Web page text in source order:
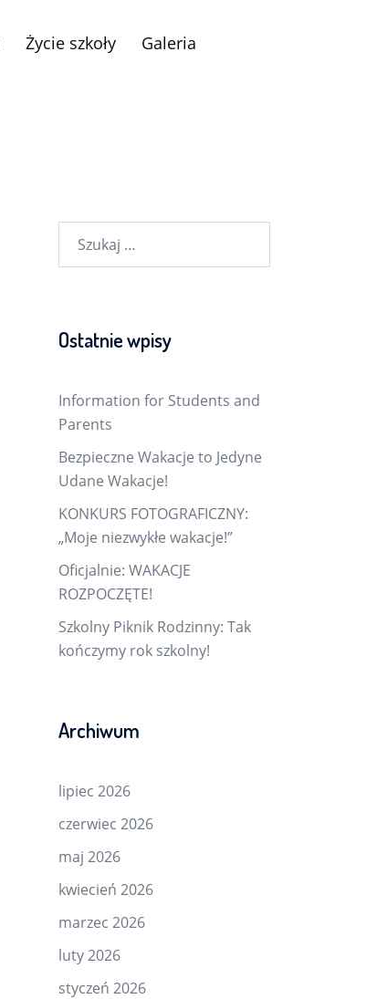
Życie szkoły
Galeria
Ostatnie wpisy
Information for Students and
Parents
Bezpieczne Wakacje to Jedyne
Udane Wakacje!
KONKURS FOTOGRAFICZNY:
„Moje niezwykłe wakacje!”
Oficjalnie: WAKACJE
ROZPOCZĘTE!
Szkolny Piknik Rodzinny: Tak
kończymy rok szkolny!
Archiwum
lipiec 2026
czerwiec 2026
maj 2026
kwiecień 2026
marzec 2026
luty 2026
styczeń 2026